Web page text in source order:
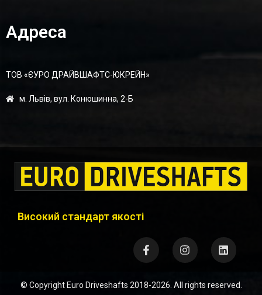
Адреса
ТОВ «ЄУРО ДРАЙВШАФТC-ЮКРЕЙН»
м. Львів, вул. Конюшинна, 2-Б
Високий стандарт якості
© CopyrightEuro Driveshafts 2018-2026. All rights reserved.